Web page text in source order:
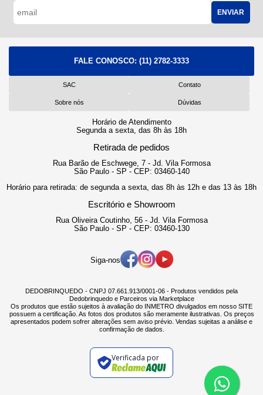
ENVIAR
FALE CONOSCO: (11) 2782-3333
SAC Contato
Sobre nós Dúvidas
Horário de Atendimento
Segunda a sexta, das 8h às 18h
Retirada de pedidos
Rua Barão de Eschwege, 7 - Jd. Vila Formosa
São Paulo - SP - CEP: 03460-140
Horário para retirada: de segunda a sexta, das 8h às 12h e das 13 às 18h
Escritório e Showroom
Rua Oliveira Coutinho, 56 - Jd. Vila Formosa
São Paulo - SP - CEP: 03460-130
Siga-nos
DEDOBRINQUEDO - CNPJ 07.661.913/0001-06 - Produtos vendidos pela
Dedobrinquedo e Parceiros via Marketplace
Os produtos que estão sujeitos à avaliação do INMETRO divulgados em nosso SITE
possuem a certificação. As fotos dos produtos são meramente ilustrativas. Os preços
apresentados podem sofrer alterações sem aviso prévio. Vendas sujeitas a análise e
confirmação de dados.
Verificada por